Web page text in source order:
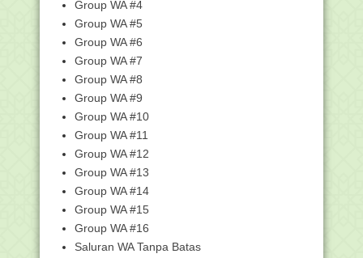
Pintar Kemena...
Link Delapan Pelatihan Di Pintar
Kemenag Periode D...
Kunci Jawaban - 3.7 Hisab Awal Waktu
Sholat - Bagi...
Kemenag Persiapkan KSM Nasional
2024: Kompetisi Sa...
Juknis / Tata Cara Pelaksanaan
Verifikasi Dan Vali...
Kemenag Segera Launching Aplikasi
AKG pada Juni Me...
Kemenag dan Kominfo Siapkan
Program Guru Cakap Dig...
Kunci Jawaban - 3.5 Pengelolaan
Literasi dan Dokum...
Group WA #4
Group WA #5
Group WA #6
Group WA #7
Group WA #8
Group WA #9
Group WA #10
Group WA #11
Group WA #12
Group WA #13
Group WA #14
Group WA #15
Group WA #16
Saluran WA Tanpa Batas